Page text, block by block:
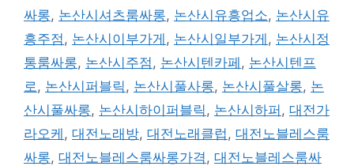
싸롱, 논산시셔츠룸싸롱, 논산시유흥업소, 논산시유
흥주점 , 논산시이부가게 , 논산시일부가게 , 논산시정
통룸싸롱, 논산시주점 , 논산시텐카페 , 논산시텐프
로 , 논산시퍼블릭 , 논산시풀사롱, 논산시풀살롱, 논
산시풀싸롱, 논산시하이퍼블릭 , 논산시하퍼 , 대전가
라오케 , 대전노래방, 대전노래클럽 , 대전노블레스룸
싸롱, 대전노블레스룸싸롱가격 , 대전노블레스룸싸